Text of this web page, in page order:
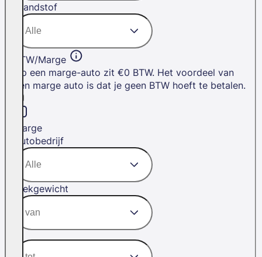
Brandstof
BTW/Marge
Op een marge-auto zit €0 BTW. Het voordeel van
een marge auto is dat je geen BTW hoeft te betalen.
Marge
Autobedrijf
Trekgewicht